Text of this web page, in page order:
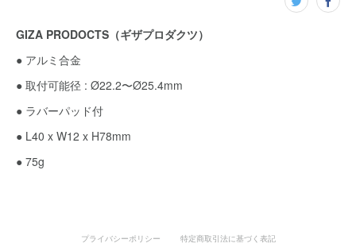
GIZA PRODOCTS（ギザプロダクツ）
● アルミ合金
● 取付可能径 : Ø22.2〜Ø25.4mm
● ラバーパッド付
● L40 x W12 x H78mm
● 75g
プライバシーポリシー 特定商取引法に基づく表記